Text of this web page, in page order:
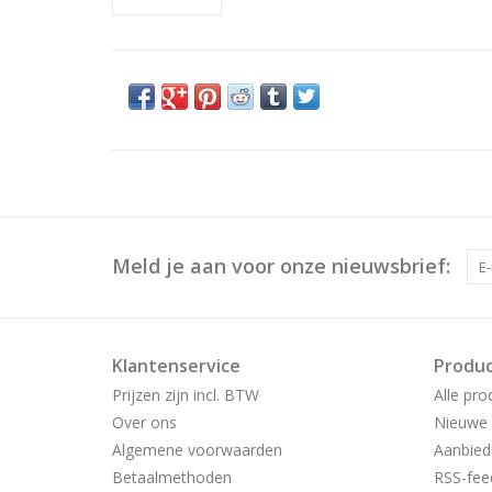
Meld je aan voor onze nieuwsbrief:
Klantenservice
Prijzen zijn incl. BTW
Over ons
Algemene voorwaarden
Betaalmethoden
Alle
RSS-